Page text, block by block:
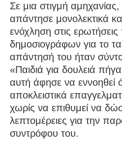
Σε μια στιγμή
απάντησε μονολεκτικά
ενόχληση στις
δημοσιογράφων για το
απάντησή του ήταν
«Παιδιά για δουλειά
αυτή άφησε να εννοηθεί
αποκλειστικά
χωρίς να επιθυμεί να
λεπτομέρειες για την
συντρόφου του.